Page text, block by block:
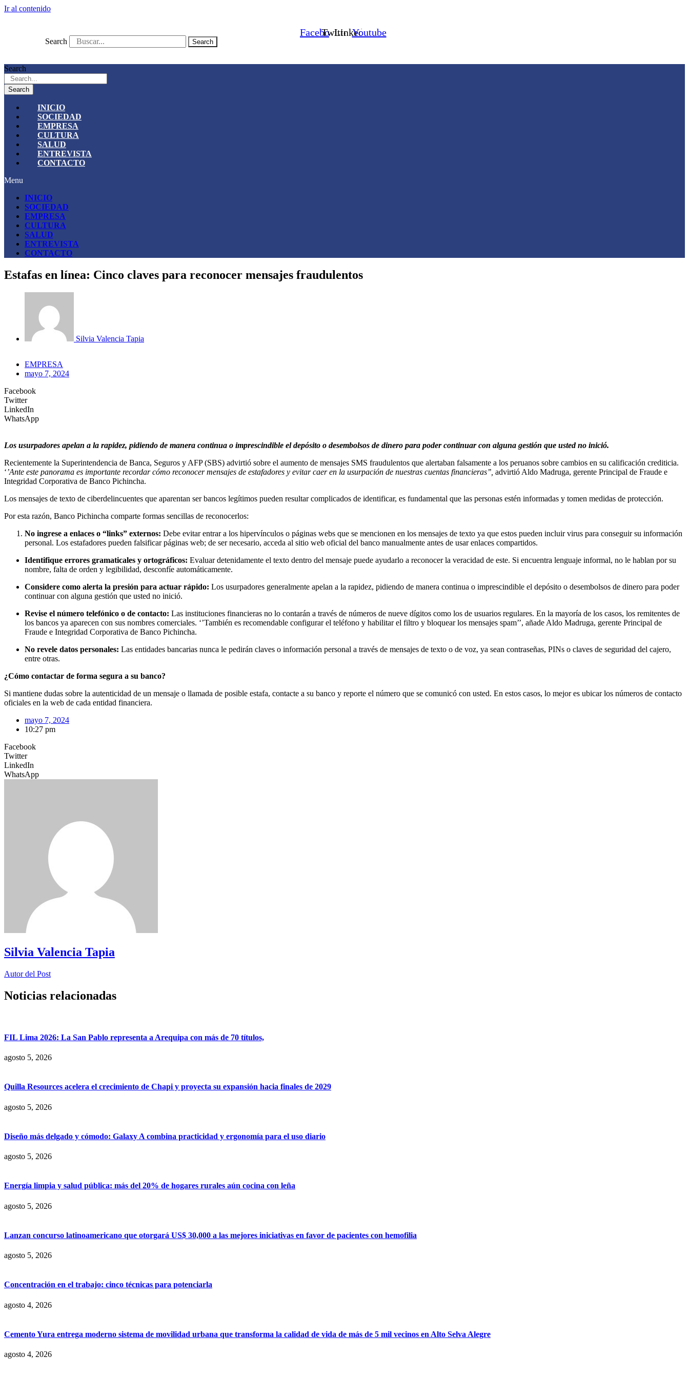
Ir al contenido
Facebook
Twitter
Linkedin
Youtube
Search Search
Search
Search
INICIO
SOCIEDAD
EMPRESA
CULTURA
SALUD
ENTREVISTA
CONTACTO
Menu
INICIO
SOCIEDAD
EMPRESA
CULTURA
SALUD
ENTREVISTA
CONTACTO
Estafas en línea: Cinco claves para reconocer mensajes fraudulentos
Silvia Valencia Tapia
EMPRESA
mayo 7, 2024
Facebook
Twitter
LinkedIn
WhatsApp
Los usurpadores apelan a la rapidez, pidiendo de manera continua o imprescindible el depósito o desembolsos de dinero para poder continuar con alguna gestión que usted no inició.
Recientemente la Superintendencia de Banca, Seguros y AFP (SBS) advirtió sobre el aumento de mensajes SMS fraudulentos que alertaban falsamente a los peruanos sobre cambios en su calificación crediticia.
‘’Ante este panorama es importante recordar cómo reconocer mensajes de estafadores y evitar caer en la usurpación de nuestras cuentas financieras’’, advirtió Aldo Madruga, gerente Principal de Fraude e
Integridad Corporativa de Banco Pichincha.
Los mensajes de texto de ciberdelincuentes que aparentan ser bancos legítimos pueden resultar complicados de identificar, es fundamental que las personas estén informadas y tomen medidas de protección.
Por esta razón, Banco Pichincha comparte formas sencillas de reconocerlos:
No ingrese a enlaces o “links” externos: Debe evitar entrar a los hipervínculos o páginas webs que se mencionen en los mensajes de texto ya que estos pueden incluir virus para conseguir su información
personal. Los estafadores pueden falsificar páginas web; de ser necesario, acceda al sitio web oficial del banco manualmente antes de usar enlaces compartidos.
Identifique errores gramaticales y ortográficos: Evaluar detenidamente el texto dentro del mensaje puede ayudarlo a reconocer la veracidad de este. Si encuentra lenguaje informal, no le hablan por su
nombre, falta de orden y legibilidad, desconfíe automáticamente.
Considere como alerta la presión para actuar rápido: Los usurpadores generalmente apelan a la rapidez, pidiendo de manera continua o imprescindible el depósito o desembolsos de dinero para poder
continuar con alguna gestión que usted no inició.
Revise el número telefónico o de contacto: Las instituciones financieras no lo contarán a través de números de nueve dígitos como los de usuarios regulares. En la mayoría de los casos, los remitentes de
los bancos ya aparecen con sus nombres comerciales. ‘’También es recomendable configurar el teléfono y habilitar el filtro y bloquear los mensajes spam’’, añade Aldo Madruga, gerente Principal de
Fraude e Integridad Corporativa de Banco Pichincha.
No revele datos personales: Las entidades bancarias nunca le pedirán claves o información personal a través de mensajes de texto o de voz, ya sean contraseñas, PINs o claves de seguridad del cajero,
entre otras.
¿Cómo contactar de forma segura a su banco?
Si mantiene dudas sobre la autenticidad de un mensaje o llamada de posible estafa, contacte a su banco y reporte el número que se comunicó con usted. En estos casos, lo mejor es ubicar los números de contacto
oficiales en la web de cada entidad financiera.
mayo 7, 2024
10:27 pm
Facebook
Twitter
LinkedIn
WhatsApp
Silvia Valencia Tapia
Autor del Post
Noticias relacionadas
FIL Lima 2026: La San Pablo representa a Arequipa con más de 70 títulos,
agosto 5, 2026
Quilla Resources acelera el crecimiento de Chapi y proyecta su expansión hacia finales de 2029
agosto 5, 2026
Diseño más delgado y cómodo: Galaxy A combina practicidad y ergonomía para el uso diario
agosto 5, 2026
Energía limpia y salud pública: más del 20% de hogares rurales aún cocina con leña
agosto 5, 2026
Lanzan concurso latinoamericano que otorgará US$ 30,000 a las mejores iniciativas en favor de pacientes con hemofilia
agosto 5, 2026
Concentración en el trabajo: cinco técnicas para potenciarla
agosto 4, 2026
Cemento Yura entrega moderno sistema de movilidad urbana que transforma la calidad de vida de más de 5 mil vecinos en Alto Selva Alegre
agosto 4, 2026